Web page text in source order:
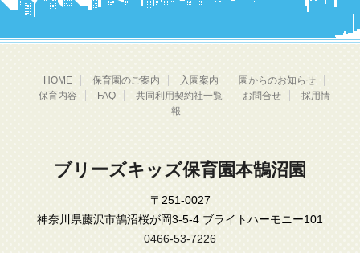
HOME 保育園のご案内 入園案内
園からのお知らせ
保育内容
FAQ 共同利用契約社一覧 お問合せ
採用情
報
ブリーズキッズ保育園本鵠沼園
〒251-0027
神奈川県藤沢市鵠沼桜が岡3-5-4 ブライトハーモニー101
0466-53-7226